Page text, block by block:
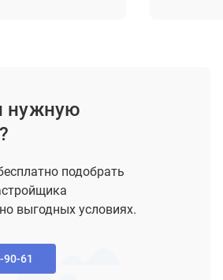
нужную
подобрать
выгодных условиях.
90-61‬